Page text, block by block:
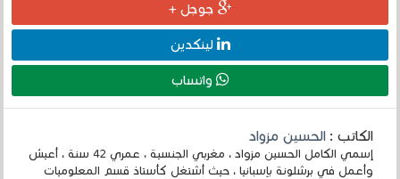
جوجل +
لينكدين
واتساب
الكاتب :الحسين مزواد
إسمي الكامل الحسين مزواد ، مغربي الجنسية ، عمري 42 سنة ، أعيش
وأعمل في برشلونة بإسبانيا ، حيث أشتغل كأستاذ قسم المعلوميات